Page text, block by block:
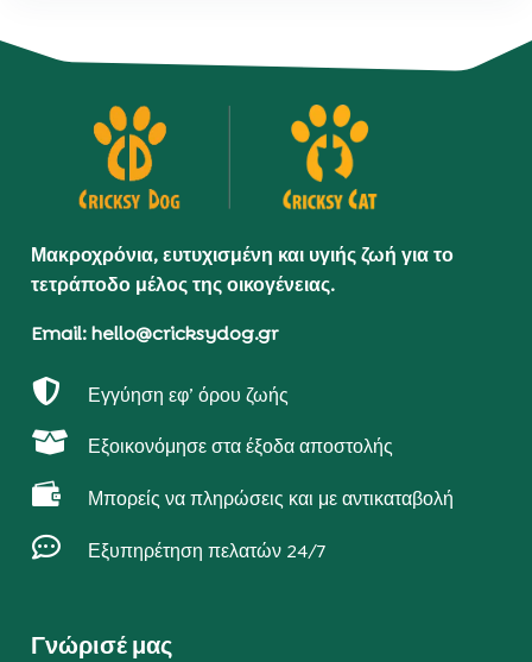
Μακροχρόνια, ευτυχισμένη και υγιής ζωή για το
τετράποδο μέλος της οικογένειας.
Email: hello@cricksydog.gr
 Εγγύηση εφ’ όρου ζωής
 Εξοικονόμησε στα έξοδα αποστολής
 Μπορείς να πληρώσεις και με αντικαταβολή
 Εξυπηρέτηση πελατών 24/7
Γνώρισέ μας